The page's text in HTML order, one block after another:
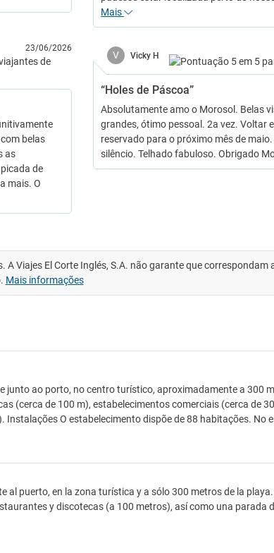
Mais
23/06/2026
belas
as
de
mais. O
V Vicky H
“Holes de Páscoa”
Absolutamente amo o Morosol. Belas
grandes, ótimo pessoal. 2a vez. Voltar
reservado para o próximo mês de
silêncio. Telhado fabuloso. Obrigado
Viajes El Corte Inglés, S.A. não garante que correspondam
Mais informações
junto ao porto, no centro turístico, aproximadamente a 300
(cerca de 100 m), estabelecimentos comerciais (cerca de
Instalações O estabelecimento dispõe de 88 habitações. No
al puerto, en la zona turística y a sólo 300 metros de la
y discotecas (a 100 metros), así como una parada